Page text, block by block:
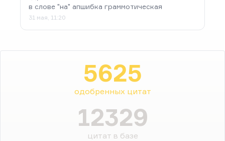
в слове "на" апшибка граммотическая
31 мая, 11:20
5625
одобренных цитат
12329
цитат в базе